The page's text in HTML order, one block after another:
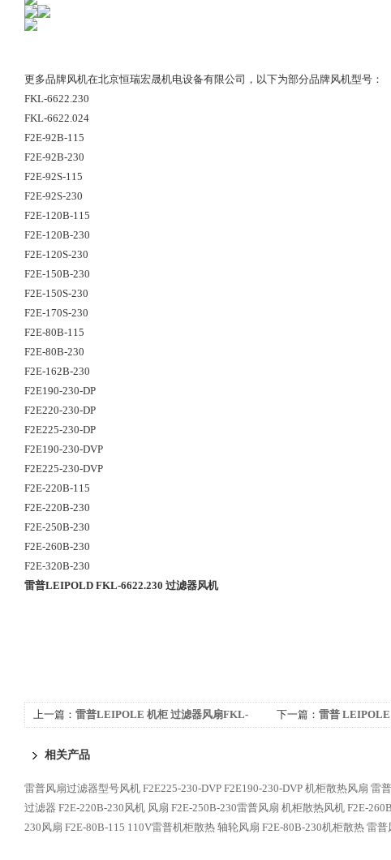
更多品牌风机在北京恒瑞宏晟机电设备有限公司，以下为部分品牌风机型号：
FKL-6622.230
FKL-6622.024
F2E-92B-115
F2E-92B-230
F2E-92S-115
F2E-92S-230
F2E-120B-115
F2E-120B-230
F2E-120S-230
F2E-150B-230
F2E-150S-230
F2E-170S-230
F2E-80B-115
F2E-80B-230
F2E-162B-230
F2E190-230-DP
F2E220-230-DP
F2E225-230-DP
F2E190-230-DVP
F2E225-230-DVP
F2E-220B-115
F2E-220B-230
F2E-250B-230
F2E-260B-230
F2E-320B-230
雷普LEIPOLD FKL-6622.230 过滤器风机
上一篇： 雷普LEIPOLE 机柜 过滤器风扇FKL-
下一篇： 雷普 LEIPOLE
相关产品
雷普风扇过滤器型号风机 F2E225-230-DVP F2E190-230-DVP 机柜散热风扇 雷
过滤器 F2E-220B-230风机 风扇 F2E-250B-230雷普风扇 机柜散热风机 F2E-
230风扇 F2E-80B-115 110V雷普机柜散热 轴轮风扇 F2E-80B-230机柜散热 雷